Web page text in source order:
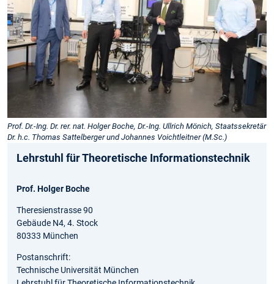
Prof. Dr.-Ing. Dr. rer. nat. Holger Boche, Dr.-Ing. Ullrich Mönich, Staatssekretär
Dr. h.c. Thomas Sattelberger und Johannes Voichtleitner (M.Sc.)
Lehrstuhl für Theoretische Informationstechnik
Prof. Holger Boche
Theresienstrasse 90
Gebäude N4, 4. Stock
80333 München
Postanschrift:
Technische Universität München